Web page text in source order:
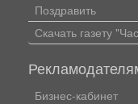
Поздравить
Скачать газету
Бизнес-кабинет